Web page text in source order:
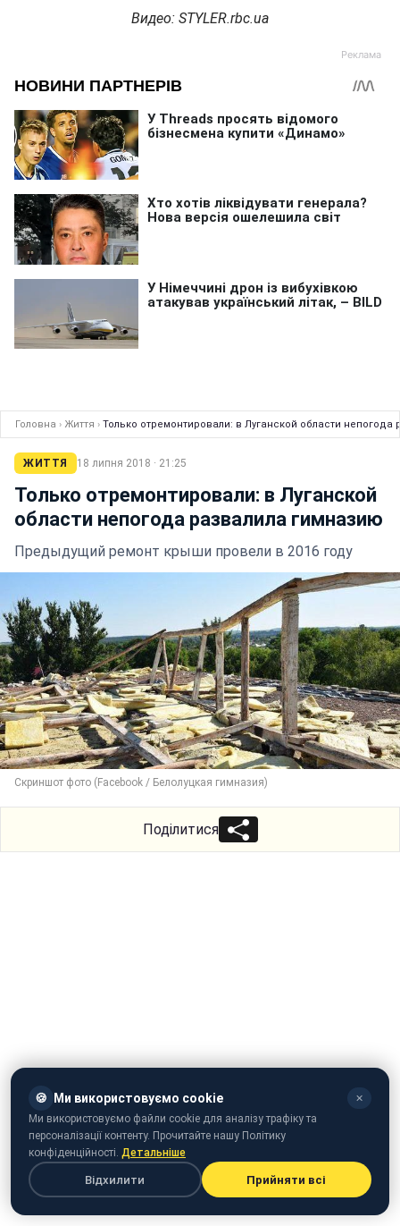
Видео: STYLER.rbc.ua
Головна › Життя › Только отремонтировали: в Луганской области непогода
ЖИТТЯ 18 липня 2018 · 21:25
Только отремонтировали: в Луганской
области непогода развалила гимназию
Предыдущий ремонт крыши провели в 2016 году
Скриншот фото (Facebook / Белолуцкая гимназия)
Поділитися
🍪 Ми використовуємо cookie ✕
Ми використовуємо файли cookie для аналізу трафіку та
персоналізації контенту. Прочитайте нашу Політику
конфіденційності. Детальніше
Відхилити Прийняти всі